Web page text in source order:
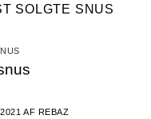
SOLGTE SNUS
AF REBAZ